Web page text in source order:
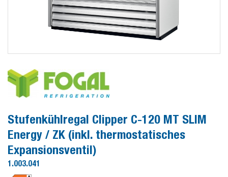
Stufenkühlregal Clipper C-120 MT SLIM
Energy / ZK (inkl. thermostatisches
Expansionsventil)
1.003.041